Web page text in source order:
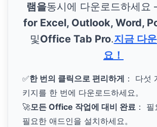
램을동시에 다운로드하세
for Excel, Outlook, Word,
및Office Tab Pro.지금 다
요！
✅한 번의 클릭으로 편리하게 ： 다섯
키지를 한 번에 다운로드하세요。
🚀모든 Office 작업에 대비 완료 ：
필요한 애드인을 설치하세요。